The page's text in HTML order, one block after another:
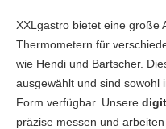
XXLgastro bietet eine große
Thermometern für
wie Hendi und Bartscher.
ausgewählt und sind sowohl
Form verfügbar. Unsere
präzise messen und